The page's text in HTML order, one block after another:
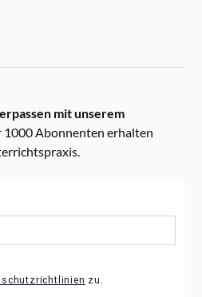
mit unserem
1000 Abonnenten erhalten